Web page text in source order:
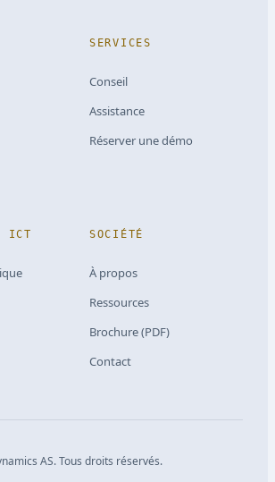
SERVICES
Conseil
Assistance
Réserver une démo
ICT SOCIÉTÉ
À propos
Ressources
Brochure (PDF)
Contact
AS.Tous droits réservés.